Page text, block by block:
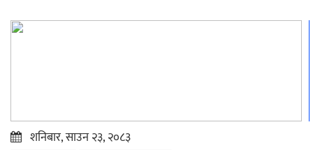
शनिबार, साउन २३, २०८३